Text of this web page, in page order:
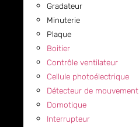
Gradateur
Minuterie
Plaque
Boitier
Contrôle ventilateur
Cellule photoélectrique
Détecteur de mouvement
Domotique
Interrupteur